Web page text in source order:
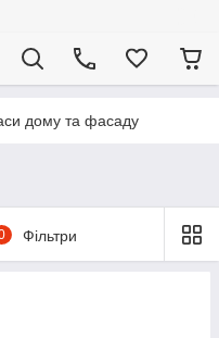
дому та фасаду
Фільтри